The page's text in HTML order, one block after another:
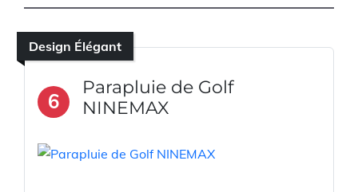
Design Élégant
6
Parapluie de Golf
NINEMAX